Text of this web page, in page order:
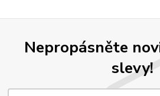
Nepropásněte
slevy!